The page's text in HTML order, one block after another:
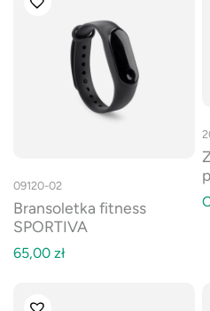
09120-02
Bransoletka fitness
SPORTIVA
65,00 zł